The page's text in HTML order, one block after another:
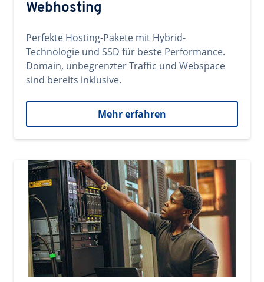
Webhosting
Perfekte Hosting-Pakete mit Hybrid-
Technologie und SSD für beste Performance.
Domain, unbegrenzter Traffic und Webspace
sind bereits inklusive.
Mehr erfahren